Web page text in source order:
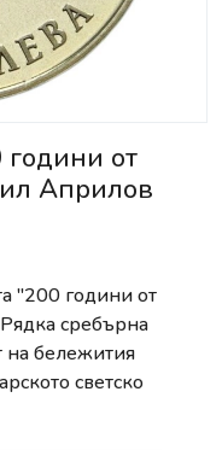
години от
Априлов
"200 години от
сребърна
на бележития
светско